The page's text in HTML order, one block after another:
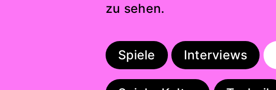
zu sehen.
Spiele Interviews